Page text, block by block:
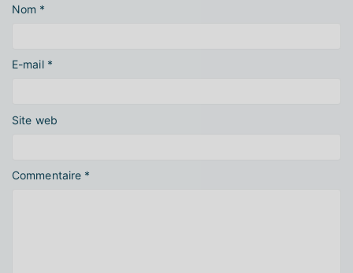
Commentaire *
Nom *
E-mail *
Site web